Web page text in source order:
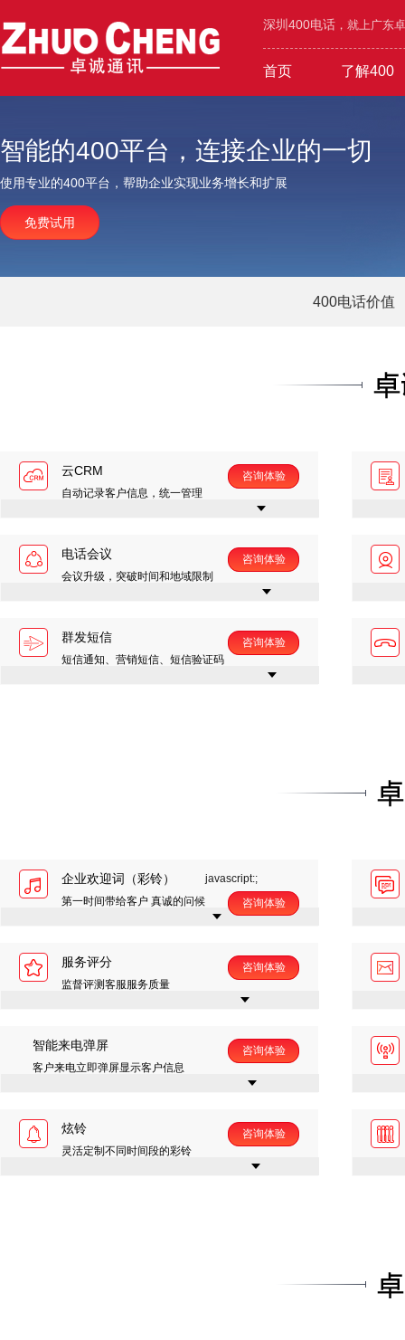
深圳400电话，就上广东
首页 了解400
智能的400平台，连接企业的一切
使用专业的400平台，帮助企业实现业务增长和扩展
免费试用
400电话价值
云CRM
自动记录客户信息，统一管理
咨询体验
电话会议
会议升级，突破时间和地域限制
咨询体验
群发短信
短信通知、营销短信、短信验证码
咨询体验
javascript:;
企业欢迎词（彩铃）
第一时间带给客户 真诚的问候 咨询体验
服务评分
监督评测客服服务质量
咨询体验
智能来电弹屏
客户来电立即弹屏显示客户信息
咨询体验
炫铃
灵活定制不同时间段的彩铃
咨询体验